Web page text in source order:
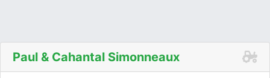
Paul & Cahantal Simonneaux